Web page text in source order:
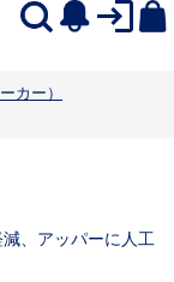
カー）
、アッパーに人工